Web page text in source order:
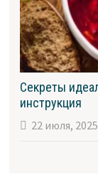
Секреты
инструкция
22 июля, 2025